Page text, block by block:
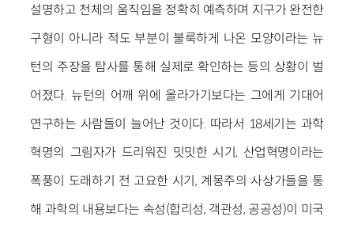
설명하고 천체의 움직임을 정확히 예측하며 지구가 완전한
구형이 아니라 적도 부분이 불룩하게 나온 모양이라는 뉴
턴의 주장을 탐사를 통해 실제로 확인하는 등의 상황이 벌
어졌다. 뉴턴의 어깨 위에 올라가기보다는 그에게 기대어
연구하는 사람들이 늘어난 것이다. 따라서 18세기는 과학
혁명의 그림자가 드리워진 밋밋한 시기, 산업혁명이라는
폭풍이 도래하기 전 고요한 시기, 계몽주의 사상가들을 통
해 과학의 내용보다는 속성(합리성, 객관성, 공공성)이 미국